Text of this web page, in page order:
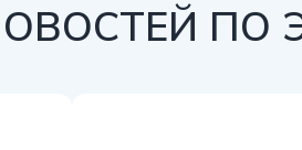
ПО